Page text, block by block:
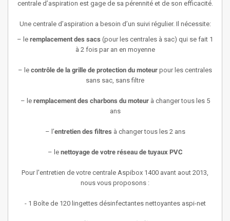
centrale d’aspiration est gage de sa pérennité et de son efficacité.
Une centrale d’aspiration a besoin d’un suivi régulier. Il nécessite:
– le remplacement des sacs (pour les centrales à sac) qui se fait 1
à 2 fois par an en moyenne
– le contrôle de la grille de protection du moteur pour les centrales
sans sac, sans filtre
– le remplacement des charbons du moteurà changer tous les 5
ans
– l’entretien des filtres à changer tous les 2 ans
– le nettoyage de votre réseau de tuyaux PVC
Pour l'entretien de votre centrale Aspibox 1400 avant aout 2013,
nous vous proposons :
- 1 Boîte de 120 lingettes désinfectantes nettoyantes aspi-net